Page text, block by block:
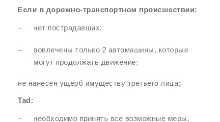
Если в дорожно-транспортном происшествии:
нет пострадавших;
вовлечены только 2 автомашины, которые
могут продолжать движение;
не нанесен ущерб имуществу третьего лица;
Tad:
необходимо принять все возможные меры,